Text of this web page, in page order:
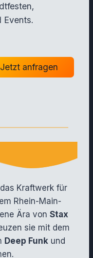
Events.
Jetzt anfragen
das Kraftwerk für
Rhein-Main-
Ära von Stax
sie mit dem
Deep Funk und